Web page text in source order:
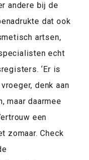
andere bij de
dat ook
artsen,
echt
‘Er is
denk aan
maar daarmee
een
zomaar. Check